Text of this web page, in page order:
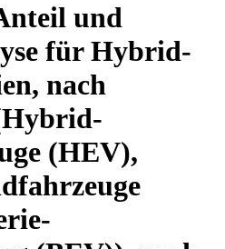
und
für Hybrid-
nach
(HEV),